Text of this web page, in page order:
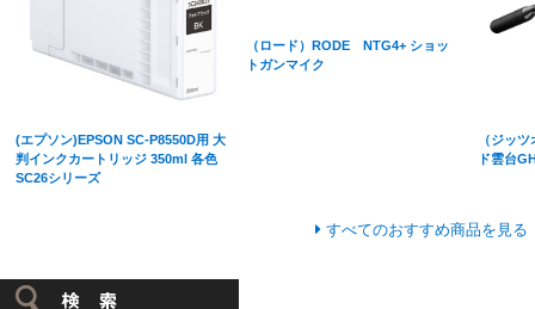
(エプソン)EPSON SC-P8550D用 大
判インクカートリッジ 350ml 各色
SC26シリーズ
（ロード）RODE NTG4+ ショッ
トガンマイク
（ジッ
ド雲台
すべてのおすすめ商品を見る